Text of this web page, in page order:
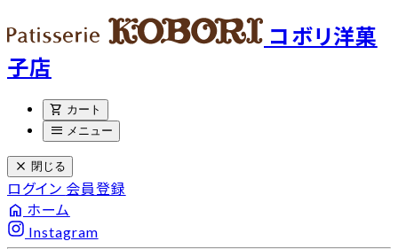
コボリ洋菓
子店
shopping_cart カート
menu メニュー
close 閉じる
ログイン 会員登録
home ホーム
Instagram